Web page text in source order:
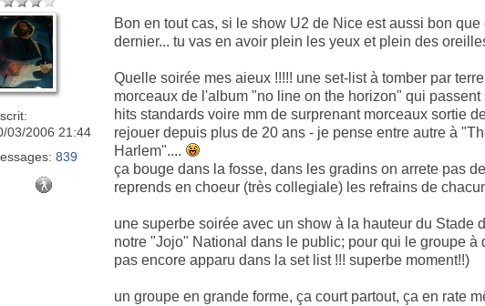
03/2006 21:44
839
Bon en tout cas, si le show U2 de Nice est aussi bon
dernier... tu vas en avoir plein les yeux et plein des
Quelle soirée mes aieux !!!!! une set-list à tomber par
morceaux de l'album "no line on the horizon" qui
hits standards voire mm de surprenant morceaux sortie
rejouer depuis plus de 20 ans - je pense entre autre à
Harlem"....
ça bouge dans la fosse, dans les gradins on arrete pas
reprends en choeur (très collegiale) les refrains de
une superbe soirée avec un show à la hauteur du Stade
notre "Jojo" National dans le public; pour qui le groupe à
pas encore apparu dans la set list !!! superbe moment!!)
un groupe en grande forme, ça court partout, ça en rate